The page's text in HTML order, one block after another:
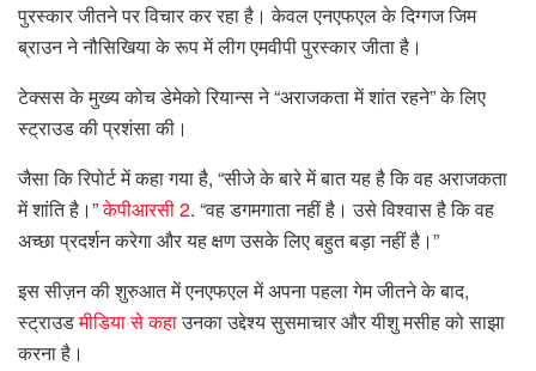
पुरस्कार जीतने पर विचार कर रहा है। केवल एनएफएल के दिग्गज जिम
ब्राउन ने नौसिखिया के रूप में लीग एमवीपी पुरस्कार जीता है।
टेक्सस के मुख्य कोच डेमेको रियान्स ने “अराजकता में शांत रहने” के लिए
स्ट्राउड की प्रशंसा की।
जैसा कि रिपोर्ट में कहा गया है, “सीजे के बारे में बात यह है कि वह अराजकता
में शांति है।”केपीआरसी 2. “वह डगमगाता नहीं है। उसे विश्वास है कि वह
अच्छा प्रदर्शन करेगा और यह क्षण उसके लिए बहुत बड़ा नहीं है।”
इस सीज़न की शुरुआत में एनएफएल में अपना पहला गेम जीतने के बाद,
स्ट्राउडमीडिया से कहाउनका उद्देश्य सुसमाचार और यीशु मसीह को साझा
करना है।